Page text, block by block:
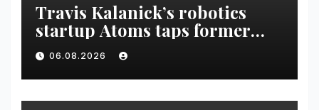
Travis Kalanick’s robotics
startup Atoms taps former
Uber finance chief as CFO |
VseTime.ru
06.08.2026